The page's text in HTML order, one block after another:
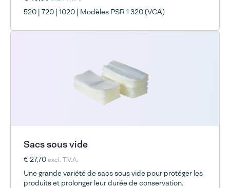
520 | 720 | 1020 | Modèles PSR 1 320 (VCA)
Sacs sous vide
€ 27,70excl. T.V.A.
Une grande variété de sacs sous vide pour protéger les
produits et prolonger leur durée de conservation.